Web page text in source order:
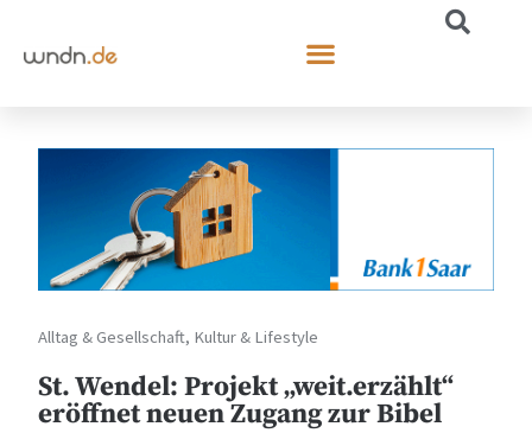
Alltag & Gesellschaft, Kultur & Lifestyle
St. Wendel: Projekt „weit.erzählt“
eröffnet neuen Zugang zur Bibel